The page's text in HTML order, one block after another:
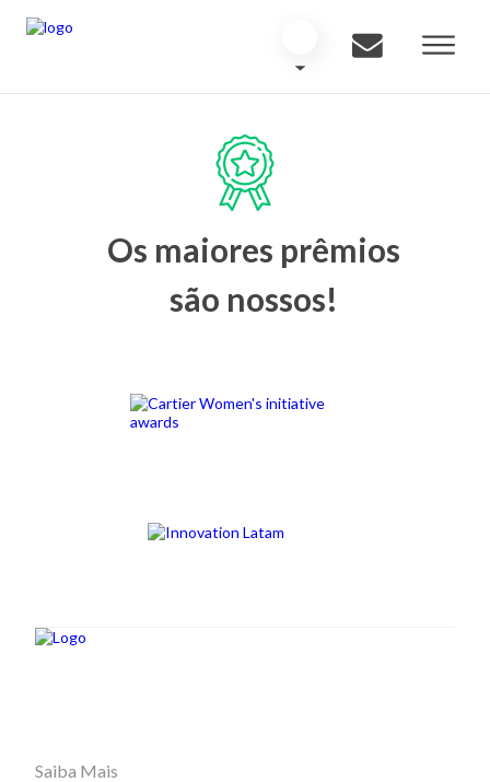
Os maiores prêmios
são nossos!
Saiba Mais